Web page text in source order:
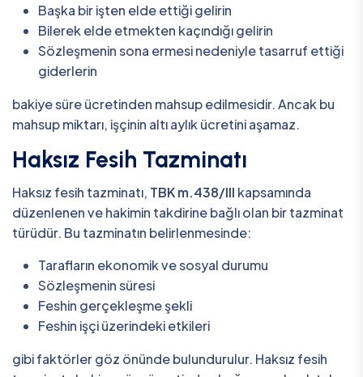
Başka bir işten elde ettiği gelirin
Bilerek elde etmekten kaçındığı gelirin
Sözleşmenin sona ermesi nedeniyle tasarruf ettiği
giderlerin
bakiye süre ücretinden mahsup edilmesidir. Ancak bu
mahsup miktarı, işçinin altı aylık ücretini aşamaz.
Haksız Fesih Tazminatı
Haksız fesih tazminatı, TBK m.438/III kapsamında
düzenlenen ve hakimin takdirine bağlı olan bir tazminat
türüdür. Bu tazminatın belirlenmesinde:
Tarafların ekonomik ve sosyal durumu
Sözleşmenin süresi
Feshin gerçekleşme şekli
Feshin işçi üzerindeki etkileri
gibi faktörler göz önünde bulundurulur. Haksız fesih